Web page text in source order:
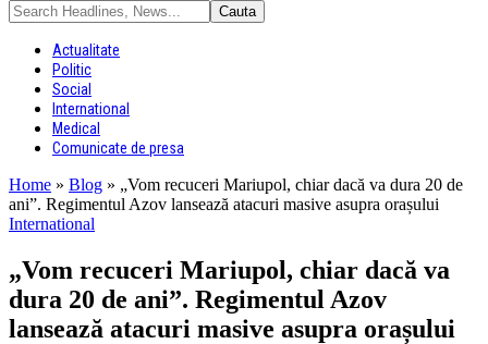
Actualitate
Politic
Social
International
Medical
Comunicate de presa
Home » Blog » „Vom recuceri Mariupol, chiar dacă va dura 20 de
ani”. Regimentul Azov lansează atacuri masive asupra orașului
International
„Vom recuceri Mariupol, chiar dacă va
dura 20 de ani”. Regimentul Azov
lansează atacuri masive asupra orașului